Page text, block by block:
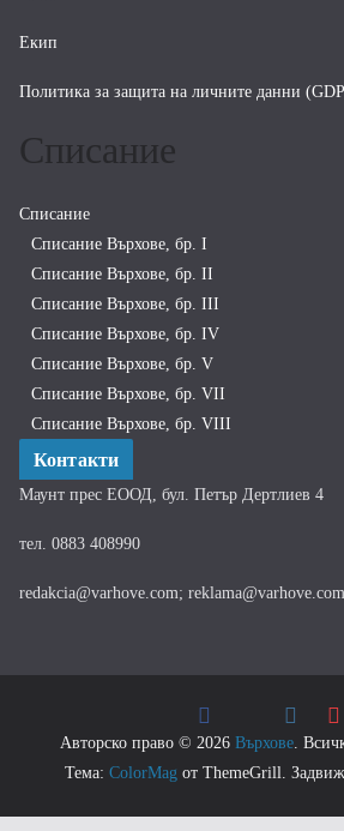
Екип
Политика за защита на личните данни
Списание
Списание
Списание Върхове, бр. I
Списание Върхове, бр. II
Списание Върхове, бр. III
Списание Върхове, бр. IV
Списание Върхове, бр. V
Списание Върхове, бр. VII
Списание Върхове, бр. VIII
Контакти
Маунт прес ЕООД, бул. Петър Дертлиев 4
тел. 0883 408990
redakcia@varhove.com; reklama@varhove.com
Авторско право © 2026 Върхове.
Тема: ColorMag от ThemeGrill.